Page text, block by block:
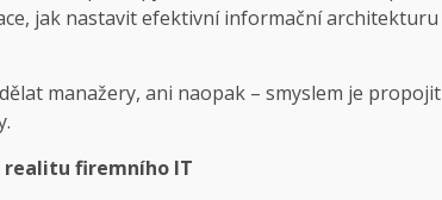
jak nastavit efektivní informační
manažery, ani naopak – smyslem je
firemního IT